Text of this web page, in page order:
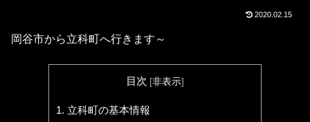
2020.02.15
岡谷市から立科町へ行きます～
目次 [非表示]
1. 立科町の基本情報